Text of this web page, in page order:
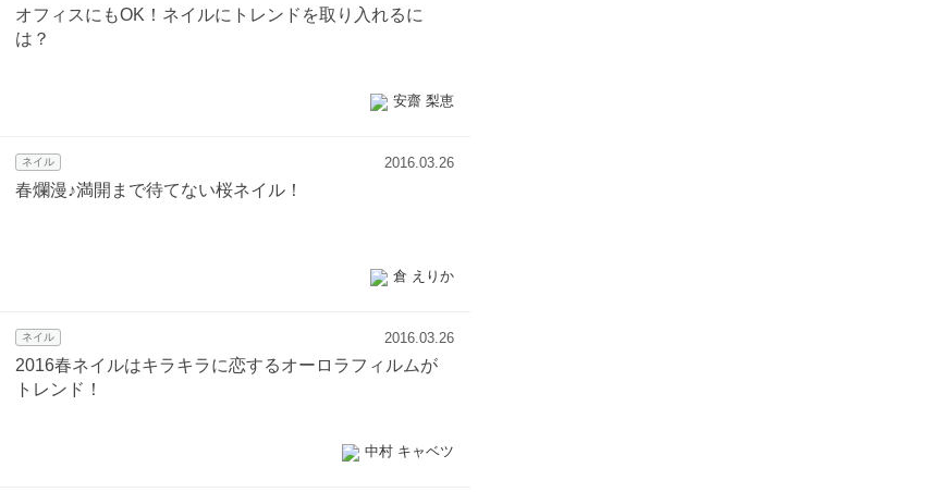
オフィスにもOK！ネイルにトレンドを取り入れるに
は？
安齋 梨恵
ネイル 2016.03.26
春爛漫♪満開まで待てない桜ネイル！
倉 えりか
ネイル 2016.03.26
2016春ネイルはキラキラに恋するオーロラフィルムが
トレンド！
中村 キャベツ